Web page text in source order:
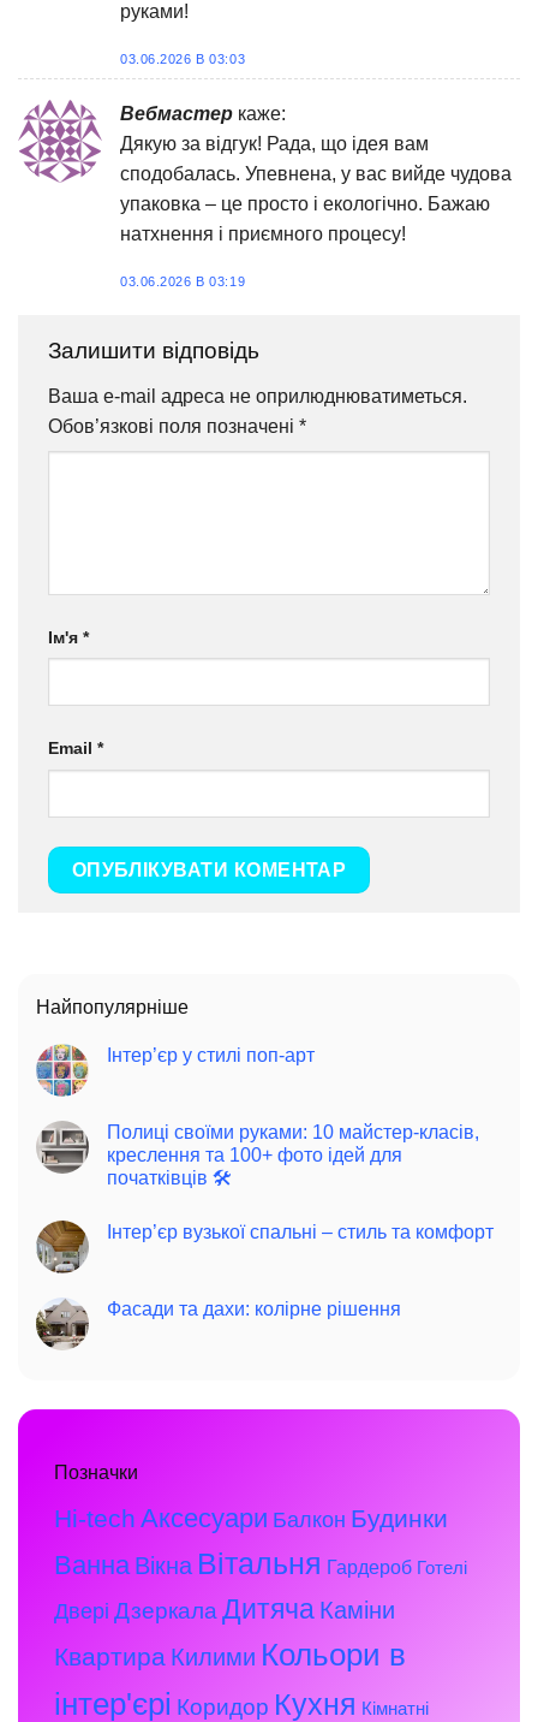
руками!
03.06.2026 В 03:03
Вебмастер каже:
Дякую за відгук! Рада, що ідея вам
сподобалась. Упевнена, у вас вийде чудова
упаковка – це просто і екологічно. Бажаю
натхнення і приємного процесу!
03.06.2026 В 03:19
Залишити відповідь
Ваша e-mail адреса не оприлюднюватиметься.
Обов’язкові поля позначені *
Ім'я *
Email *
Найпопулярніше
Інтер’єр у стилі поп-арт
Полиці своїми руками: 10 майстер-класів,
креслення та 100+ фото ідей для
початківців 🛠️
Інтер’єр вузької спальні – стиль та комфорт
Фасади та дахи: колірне рішення
Позначки
Hi-tech Аксесуари Балкон Будинки
Ванна Вікна Вітальня Гардероб Готелі
Двері Дзеркала Дитяча Каміни
Квартира Килими Кольори в
інтер'єрі Коридор Кухня Кімнатні